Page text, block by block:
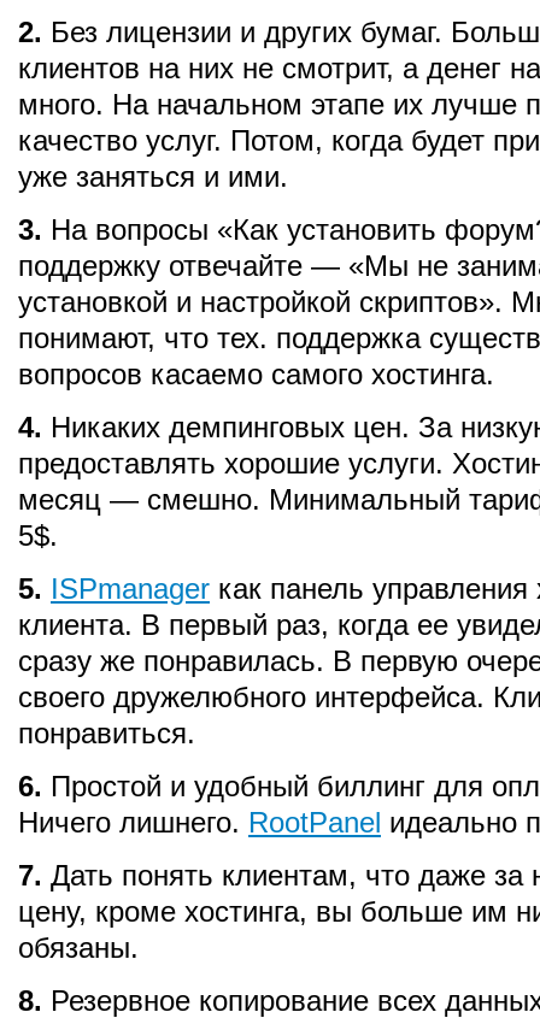
2. Без лицензии и других бумаг.
клиентов на них не смотрит, а денег
много. На начальном этапе их лучше
качество услуг. Потом, когда будет
уже заняться и ими.
3. На вопросы «Как установить
поддержку отвечайте — «Мы не
установкой и настройкой скриптов».
понимают, что тех. поддержка
вопросов касаемо самого хостинга.
4. Никаких демпинговых цен. За
предоставлять хорошие услуги.
месяц — смешно. Минимальный
5$.
5. ISPmanager как панель управления
клиента. В первый раз, когда ее
сразу же понравилась. В первую
своего дружелюбного интерфейса.
понравиться.
6. Простой и удобный биллинг для
Ничего лишнего. RootPanel идеально
7. Дать понять клиентам, что даже за
цену, кроме хостинга, вы больше им
обязаны.
8. Резервное копирование всех